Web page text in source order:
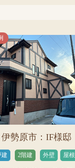
伊勢原市：IF様邸
建 2階建 外壁 屋根